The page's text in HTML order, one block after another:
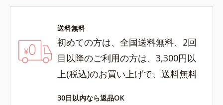
送料無料
初めての方は、全国送料無料、2回
目以降のご利用の方は、3,300円以
上(税込)のお買い上げで、送料無料
30日以内なら返品OK